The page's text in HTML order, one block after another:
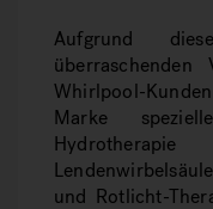
Aufgrund
Whirlpool-
Marke
und Rotlicht-